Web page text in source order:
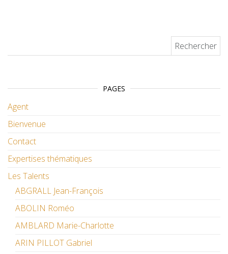
PAGES
Agent
Bienvenue
Contact
Expertises thématiques
Les Talents
ABGRALL Jean-François
ABOLIN Roméo
AMBLARD Marie-Charlotte
ARIN PILLOT Gabriel